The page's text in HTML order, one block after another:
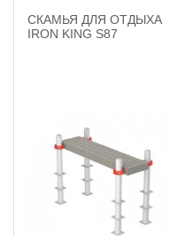
СКАМЬЯ ДЛЯ ОТДЫХА
IRON KING S87